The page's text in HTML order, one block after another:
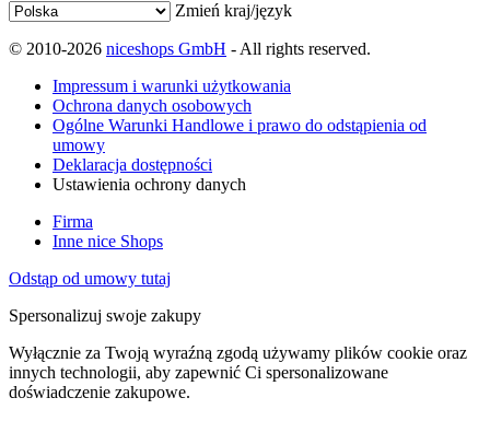
Zmień kraj/język
© 2010-2026 niceshops GmbH - All rights reserved.
Impressum i warunki użytkowania
Ochrona danych osobowych
Ogólne Warunki Handlowe i prawo do odstąpienia od
umowy
Deklaracja dostępności
Ustawienia ochrony danych
Firma
Inne nice Shops
Odstąp od umowy tutaj
Spersonalizuj swoje zakupy
Wyłącznie za Twoją wyraźną zgodą używamy plików cookie oraz
innych technologii, aby zapewnić Ci spersonalizowane
doświadczenie zakupowe.